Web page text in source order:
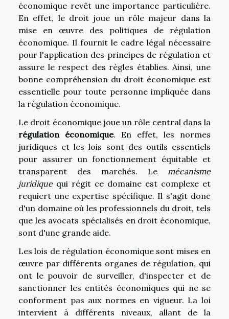
économique revêt une importance particulière.
En effet, le droit joue un rôle majeur dans la
mise en œuvre des politiques de régulation
économique. Il fournit le cadre légal nécessaire
pour l'application des principes de régulation et
assure le respect des règles établies. Ainsi, une
bonne compréhension du droit économique est
essentielle pour toute personne impliquée dans
la régulation économique.
Le droit économique joue un rôle central dans la
régulation économique. En effet, les normes
juridiques et les lois sont des outils essentiels
pour assurer un fonctionnement équitable et
transparent des marchés. Le mécanisme
juridiquequi régit ce domaine est complexe et
requiert une expertise spécifique. Il s'agit donc
d'un domaine où les professionnels du droit, tels
que les avocats spécialisés en droit économique,
sont d'une grande aide.
Les lois de régulation économique sont mises en
œuvre par différents organes de régulation, qui
ont le pouvoir de surveiller, d'inspecter et de
sanctionner les entités économiques qui ne se
conforment pas aux normes en vigueur. La loi
intervient à différents niveaux, allant de la